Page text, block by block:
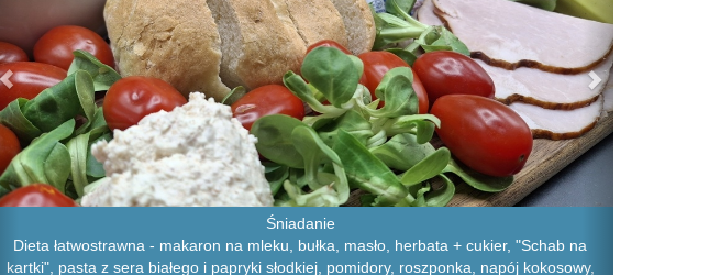
Śniadanie
Dieta łatwostrawna - makaron na mleku, bułka, masło, herbata + cukier, "Schab na
kartki", pasta z sera białego i papryki słodkiej, pomidory, roszponka, napój kokosowy,